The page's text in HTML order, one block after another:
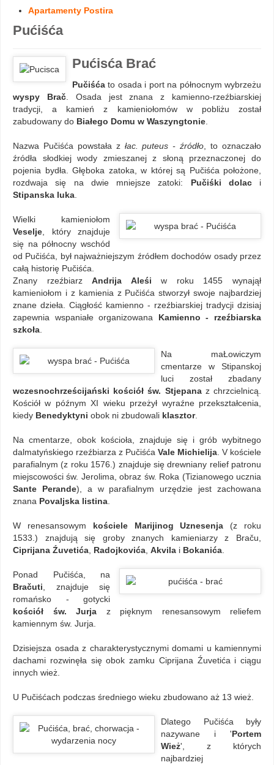
Apartamenty Postira
Pućiśća
Pućisća Brać
Pučiśća to osada i port na północnym wybrzeżu
wyspy Brač. Osada jest znana z kamienno-rzeźbiarskiej
tradycji, a kamień z kamieniołomów w pobliżu został
zabudowany do Białego Domu w Waszyngtonie
Nazwa Pučiśća powstała z łac. puteus - źródło , to oznaczało
źródła słodkiej wody zmieszanej z słoną przeznaczonej do
pojenia bydła. Głęboka zatoka, w której są Pučiśća położone,
rozdwaja się na dwie mniejsze zatoki: Pučiśki dolaci
Stipanska luka
Wielki kamieniołom
Veselje , który znajduje
się na północny wschód
od Pučiśća, był najważniejszym źródłem dochodów osady przez
całą historię Pučiśća.
Znany rzeźbiarzAndrija Aleśi w roku 1455 wynajął
kamieniołom i z kamienia z Pučiśća stworzył swoje najbardziej
znane dzieła. Ciągłość kamienno - rzeźbiarskiej tradycji dzisiaj
zapewnia wspaniałe organizowana Kamienno - rzeźbiarska
szkoła
Na maŁowiczym
cmentarze w Stipanskoj
luci został zbadany
wczesnochrześcijański kościół św. Stjepanaz chrzcielnicą.
Kościół w późnym XI wieku przeżył wyraźne przekształcenia,
kiedy Benedyktyni obok ni zbudowali klasztor.
Na cmentarze, obok kościoła, znajduje się i grób wybitnego
dalmatyńskiego rzeźbiarza z Pučiśća Vale Michielija . V kościele
parafialnym (z roku 1576.) znajduje się drewniany relief patronu
miejscowości św. Jerolima, obraz św. Roka (Tizianowego ucznia
Sante Perande), a w parafialnym urzędzie jest zachowana
znana Povaljska listina
W renesansowym kościele Marijinog Uznesenja (z roku
1533.) znajdują się groby znanych kamieniarzy z Braču,
Ciprijana Źuvetića Radojkovića Akvila i Bokanića
Ponad Pučiśća, na
Bračuti , znajduje się
romańsko - gotycki
kościół św. Jurja z pięknym renesansowym reliefem
kamiennym św. Jurja.
Dzisiejsza osada z charakterystycznymi domami u kamiennymi
dachami rozwinęła się obok zamku Ciprijana Źuvetića i ciągu
innych wież.
U Pučiśćach podczas średniego wieku zbudowano aż 13 wież.
Dlatego Pučiśća były
nazywane i 'Portem
Wież', z których
najbardziej